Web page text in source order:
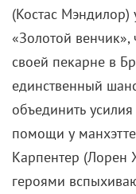
(Костас Мэндилор)
«Золотой
своей пекарне в
единственный
объединить
помощи у
Карпентер (Лорен
героями